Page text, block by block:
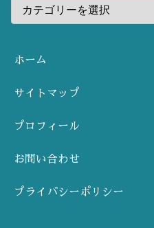
ホーム
サイトマップ
プロフィール
お問い合わせ
プライバシーポリシー